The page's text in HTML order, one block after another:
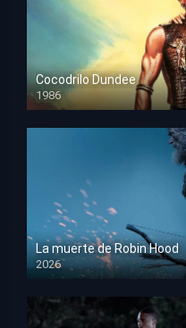
Cocodrilo Dundee
1986
HD 1080p
La muerte de Robin Hood
2026
HD 1080p